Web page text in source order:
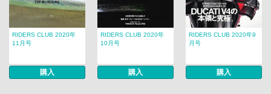
RIDERS CLUB 2020年
11月号
購入
RIDERS CLUB 2020年
10月号
購入
RIDERS CLUB 2020年9
月号
購入